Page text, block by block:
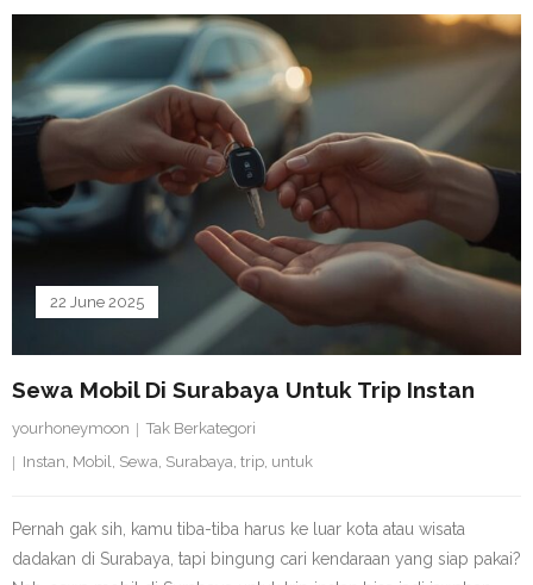
Sewa Mobil Di Surabaya Untuk Trip Instan
22 June 2025
yourhoneymoon
Tak Berkategori
Instan Mobil Sewa Surabaya trip untuk
Pernah gak sih, kamu tiba-tiba harus ke luar kota atau wisata
dadakan di Surabaya, tapi bingung cari kendaraan yang siap pakai?